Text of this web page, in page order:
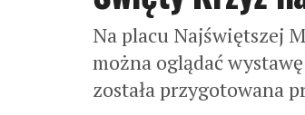
Na placu Najświętszej
można oglądać
została przygotowana